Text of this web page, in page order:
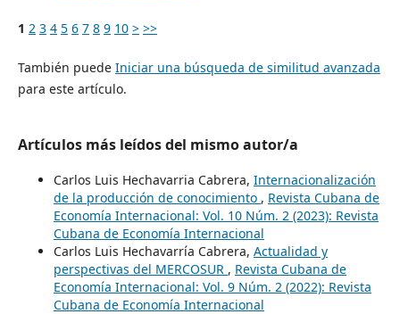
1 2 3 4 5 6 7 8 9 10 > >>
También puede Iniciar una búsqueda de similitud avanzada
para este artículo.
Artículos más leídos del mismo autor/a
Carlos Luis Hechavarria Cabrera, Internacionalización
de la producción de conocimiento , Revista Cubana de
Economía Internacional: Vol. 10 Núm. 2 (2023): Revista
Cubana de Economía Internacional
Carlos Luis Hechavarría Cabrera, Actualidad y
perspectivas del MERCOSUR , Revista Cubana de
Economía Internacional: Vol. 9 Núm. 2 (2022): Revista
Cubana de Economía Internacional